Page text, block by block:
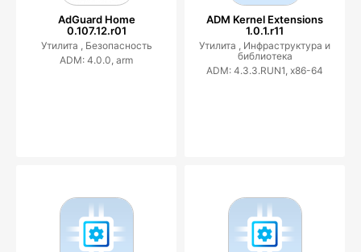
AdGuard Home
0.107.12.r01
Утилита , Безопасность
ADM: 4.0.0, arm
ADM Kernel Extensions
1.0.1.r11
Утилита , Инфраструктура и
библиотека
ADM: 4.3.3.RUN1, x86-64